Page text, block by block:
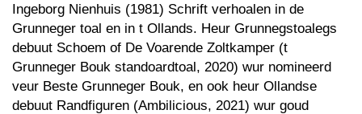
Ingeborg Nienhuis (1981) Schrift verhoalen in de
Grunneger toal en in t Ollands. Heur Grunnegstoalegs
debuut Schoem of De Voarende Zoltkamper (t
Grunneger Bouk standoardtoal, 2020) wur nomineerd
veur Beste Grunneger Bouk, en ook heur Ollandse
debuut Randfiguren (Ambilicious, 2021) wur goud